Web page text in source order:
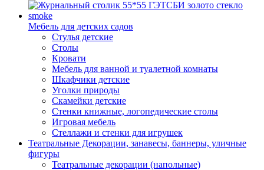
Мебель для детских садов
Стулья детские
Столы
Кровати
Мебель для ванной и туалетной комнаты
Шкафчики детские
Уголки природы
Скамейки детские
Стенки книжные, логопедические столы
Игровая мебель
Стеллажи и стенки для игрушек
Театральные Декорации, занавесы, баннеры, уличные
фигуры
Театральные декорации (напольные)